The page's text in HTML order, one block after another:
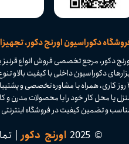
دکوراسیون اورنج دکور،
دکور، مرجع تخصصی فروش انواع
۴ روز کاری، همراه با مشاوره تخصصی و
یا محل کار خود را با محصولات مدرن
و تضمین کیفیت در فروشگاه اینترنتی
© 2025 اورنج دکور|